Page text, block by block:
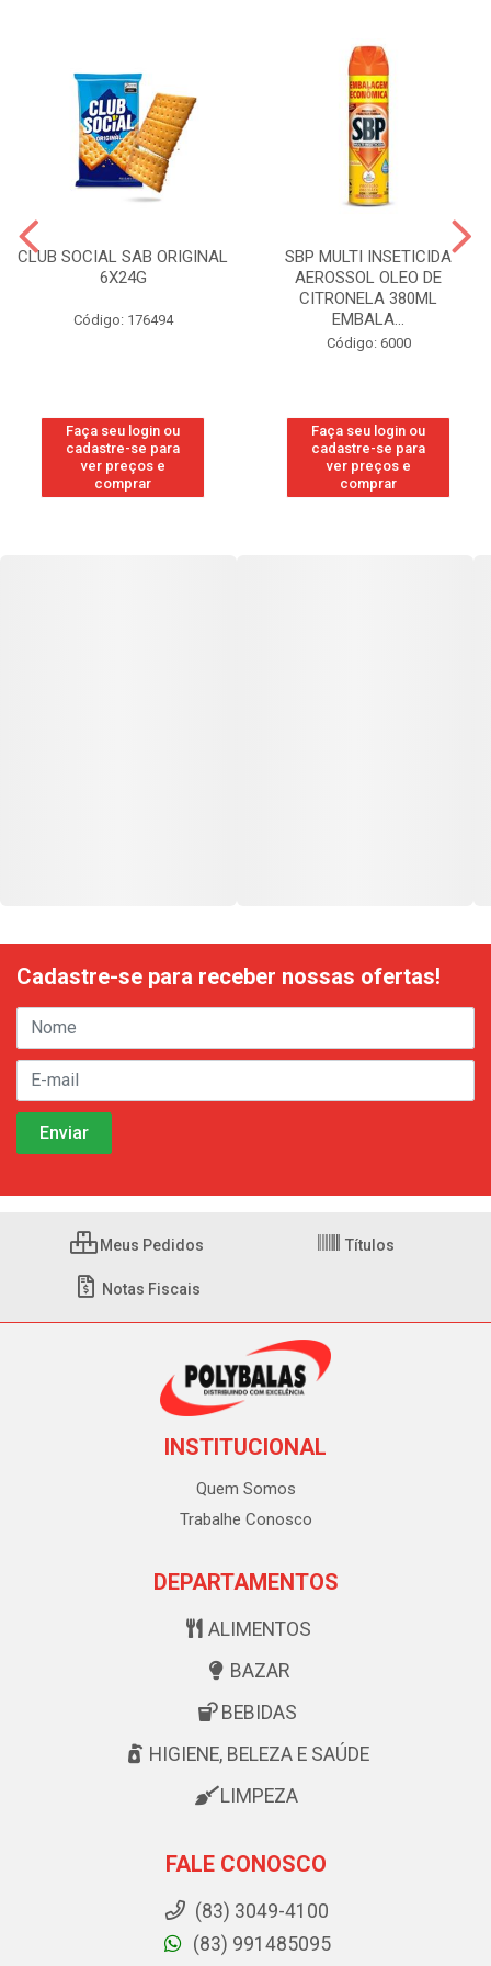
CLUB SOCIAL SAB ORIGINAL
6X24G
Código: 176494
Faça seu login ou
cadastre-se para
ver preços e
comprar
SBP MULTI INSETICIDA
AEROSSOL OLEO DE
CITRONELA 380ML
EMBALA...
Código: 6000
Faça seu login ou
cadastre-se para
ver preços e
comprar
Cadastre-se para receber nossas ofertas!
Meus Pedidos Títulos
Notas Fiscais
INSTITUCIONAL
Quem Somos
Trabalhe Conosco
DEPARTAMENTOS
ALIMENTOS
BAZAR
BEBIDAS
HIGIENE, BELEZA E SAÚDE
LIMPEZA
FALE CONOSCO
(83) 3049-4100
(83) 991485095